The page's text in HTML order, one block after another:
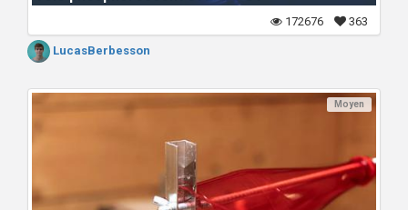
363
172676
LucasBerbesson
Moyen